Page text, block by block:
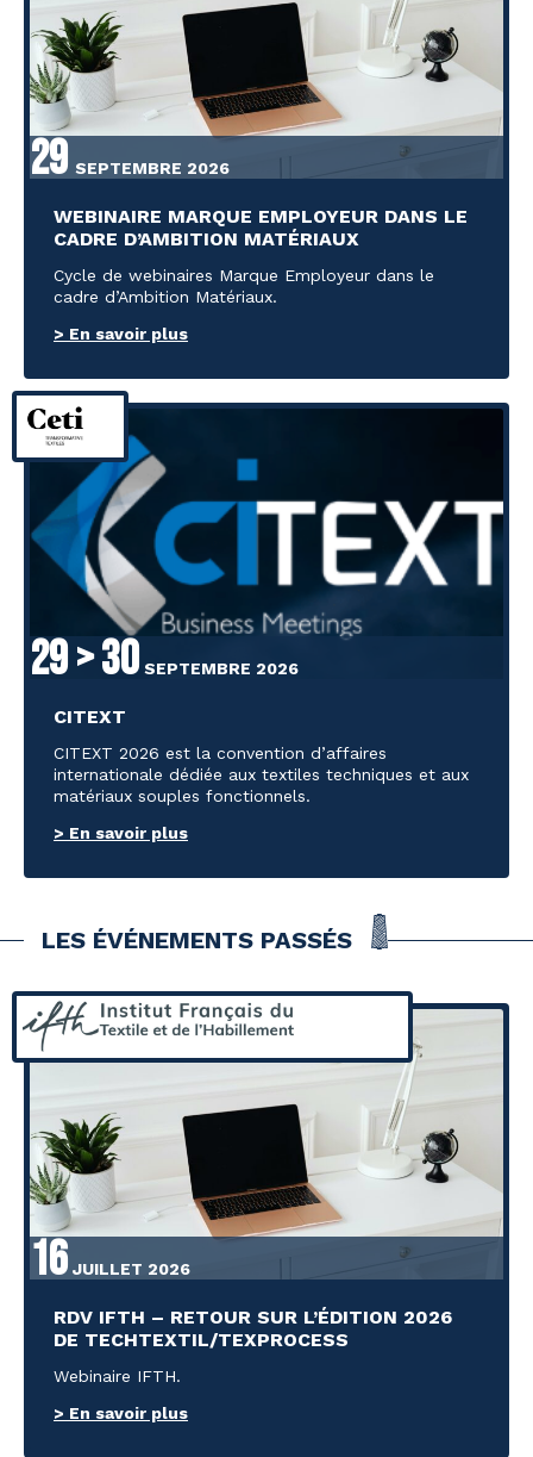
29 SEPTEMBRE 2026
WEBINAIRE MARQUE EMPLOYEUR DANS LE
CADRE D’AMBITION MATÉRIAUX
Cycle de webinaires Marque Employeur dans le
cadre d’Ambition Matériaux.
> En savoir plus
29 > 30 SEPTEMBRE 2026
CITEXT
CITEXT 2026 est la convention d’affaires
internationale dédiée aux textiles techniques et aux
matériaux souples fonctionnels.
> En savoir plus
LES ÉVÉNEMENTS PASSÉS
16 JUILLET 2026
RDV IFTH – RETOUR SUR L’ÉDITION 2026
DE TECHTEXTIL/TEXPROCESS
Webinaire IFTH.
> En savoir plus